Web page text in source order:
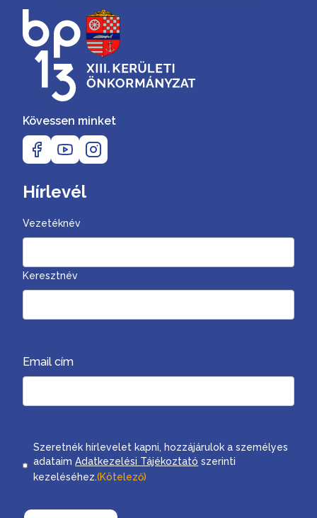
Kövessen minket
Hírlevél
Vezetéknév
Keresztnév
Email cím
Consent
Szeretnék hírlevelet kapni, hozzájárulok a személyes
adataimAdatkezelési Tájékoztató szerinti
kezeléséhez.(Kötelező)